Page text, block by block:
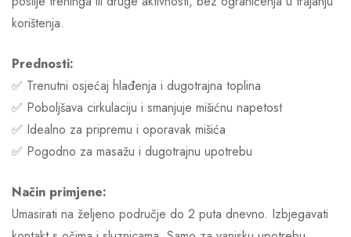
korištenja.
Prednosti:
✅ Trenutni osjećaj hlađenja i dugotrajna toplina
✅ Poboljšava cirkulaciju i smanjuje mišićnu napetost
✅ Idealno za pripremu i oporavak mišića
✅ Pogodno za masažu i dugotrajnu upotrebu
Način primjene:
Umasirati na željeno područje do 2 puta dnevno. Izbjegavati